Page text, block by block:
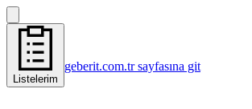
Listelerim
geberit.com.tr sayfasına git